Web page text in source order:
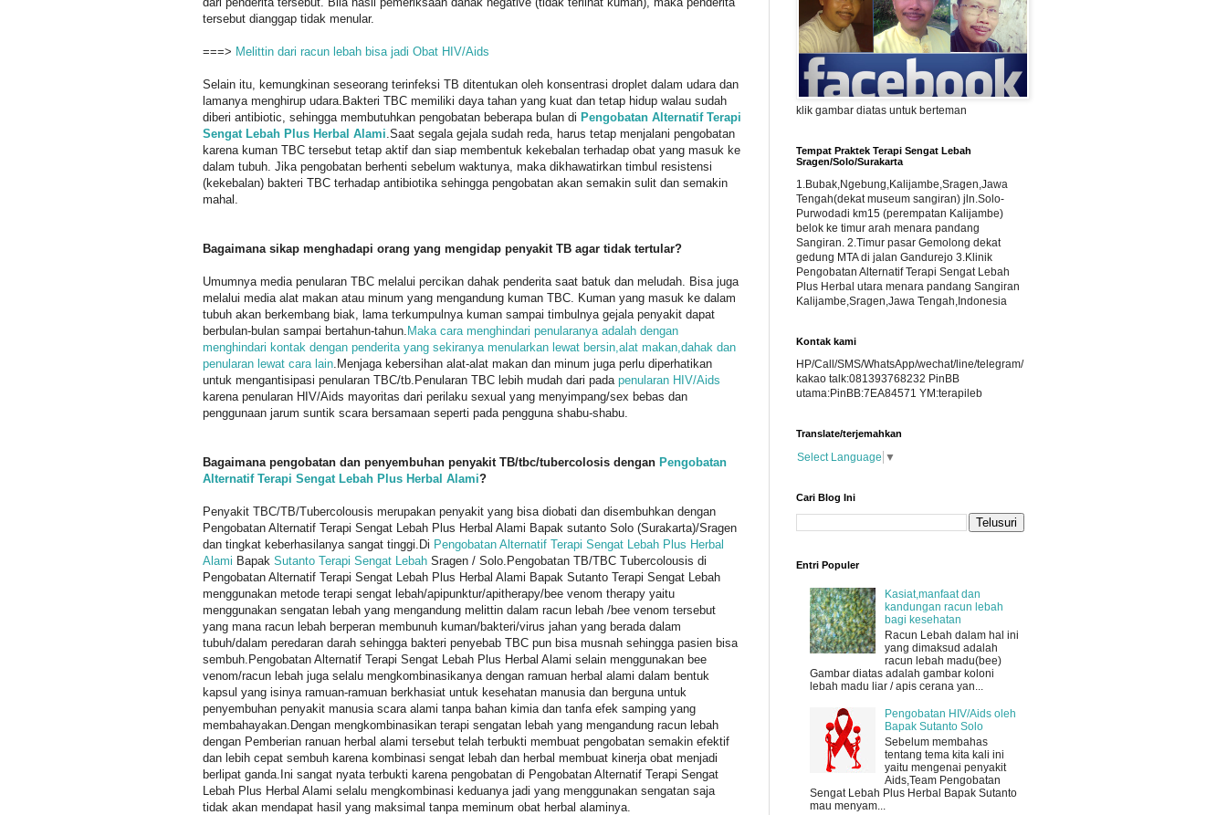
tersebut dianggap tidak menular.
===> Melittin dari racun lebah bisa jadi Obat HIV/Aids
Selain itu, kemungkinan seseorang terinfeksi TB ditentukan oleh konsentrasi droplet dalam udara dan
lamanya menghirup udara.Bakteri TBC memiliki daya tahan yang kuat dan tetap hidup walau sudah
diberi antibiotic, sehingga membutuhkan pengobatan beberapa bulan di Pengobatan Alternatif Terapi
Sengat Lebah Plus Herbal Alami .Saat segala gejala sudah reda, harus tetap menjalani pengobatan
karena kuman TBC tersebut tetap aktif dan siap membentuk kekebalan terhadap obat yang masuk ke
dalam tubuh. Jika pengobatan berhenti sebelum waktunya, maka dikhawatirkan timbul resistensi
(kekebalan) bakteri TBC terhadap antibiotika sehingga pengobatan akan semakin sulit dan semakin
mahal.
Bagaimana sikap menghadapi orang yang mengidap penyakit TB agar tidak tertular?
Umumnya media penularan TBC melalui percikan dahak penderita saat batuk dan meludah. Bisa juga
melalui media alat makan atau minum yang mengandung kuman TBC. Kuman yang masuk ke dalam
tubuh akan berkembang biak, lama terkumpulnya kuman sampai timbulnya gejala penyakit dapat
berbulan-bulan sampai bertahun-tahun. Maka cara menghindari penularanya adalah dengan
menghindari kontak dengan penderita yang sekiranya menularkan lewat bersin,alat makan,dahak dan
penularan lewat cara lain .Menjaga kebersihan alat-alat makan dan minum juga perlu diperhatikan
untuk mengantisipasi penularan TBC/tb.Penularan TBC lebih mudah dari pada penularan HIV/Aids
karena penularan HIV/Aids mayoritas dari perilaku sexual yang menyimpang/sex bebas dan
penggunaan jarum suntik scara bersamaan seperti pada pengguna shabu-shabu.
Bagaimana pengobatan dan penyembuhan penyakit TB/tbc/tubercolosis dengan Pengobatan
Alternatif Terapi Sengat Lebah Plus Herbal Alami?
Penyakit TBC/TB/Tubercolousis merupakan penyakit yang bisa diobati dan disembuhkan dengan
Pengobatan Alternatif Terapi Sengat Lebah Plus Herbal Alami Bapak sutanto Solo (Surakarta)/Sragen
dan tingkat keberhasilanya sangat tinggi.Di Pengobatan Alternatif Terapi Sengat Lebah Plus Herbal
Alami Bapak Sutanto Terapi Sengat Lebah Sragen / Solo.Pengobatan TB/TBC Tubercolousis di
Pengobatan Alternatif Terapi Sengat Lebah Plus Herbal Alami Bapak Sutanto Terapi Sengat Lebah
menggunakan metode terapi sengat lebah/apipunktur/apitherapy/bee venom therapy yaitu
menggunakan sengatan lebah yang mengandung melittin dalam racun lebah /bee venom tersebut
yang mana racun lebah berperan membunuh kuman/bakteri/virus jahan yang berada dalam
tubuh/dalam peredaran darah sehingga bakteri penyebab TBC pun bisa musnah sehingga pasien bisa
sembuh.Pengobatan Alternatif Terapi Sengat Lebah Plus Herbal Alami selain menggunakan bee
venom/racun lebah juga selalu mengkombinasikanya dengan ramuan herbal alami dalam bentuk
kapsul yang isinya ramuan-ramuan berkhasiat untuk kesehatan manusia dan berguna untuk
penyembuhan penyakit manusia scara alami tanpa bahan kimia dan tanfa efek samping yang
membahayakan.Dengan mengkombinasikan terapi sengatan lebah yang mengandung racun lebah
dengan Pemberian ranuan herbal alami tersebut telah terbukti membuat pengobatan semakin efektif
dan lebih cepat sembuh karena kombinasi sengat lebah dan herbal membuat kinerja obat menjadi
berlipat ganda.Ini sangat nyata terbukti karena pengobatan di Pengobatan Alternatif Terapi Sengat
Lebah Plus Herbal Alami selalu mengkombinasi keduanya jadi yang menggunakan sengatan saja
tidak akan mendapat hasil yang maksimal tanpa meminum obat herbal alaminya.
klik gambar diatas untuk berteman
Tempat Praktek Terapi Sengat Lebah
Sragen/Solo/Surakarta
1.Bubak,Ngebung,Kalijambe,Sragen,Jawa
Tengah(dekat museum sangiran) jln.Solo-
Purwodadi km15 (perempatan Kalijambe)
belok ke timur arah menara pandang
Sangiran. 2.Timur pasar Gemolong dekat
gedung MTA di jalan Gandurejo 3.Klinik
Pengobatan Alternatif Terapi Sengat Lebah
Plus Herbal utara menara pandang Sangiran
Kalijambe,Sragen,Jawa Tengah,Indonesia
Kontak kami
HP/Call/SMS/WhatsApp/wechat/line/telegram/
kakao talk:081393768232 PinBB
utama:PinBB:7EA84571 YM:terapileb
Translate/terjemahkan
Select Language ▼
Cari Blog Ini
Entri Populer
Kasiat,manfaat dan
kandungan racun lebah
bagi kesehatan
Racun Lebah dalam hal ini
yang dimaksud adalah
racun lebah madu(bee)
Gambar diatas adalah gambar koloni
lebah madu liar / apis cerana yan...
Pengobatan HIV/Aids oleh
Bapak Sutanto Solo
Sebelum membahas
tentang tema kita kali ini
yaitu mengenai penyakit
Aids,Team Pengobatan
Sengat Lebah Plus Herbal Bapak Sutanto
mau menyam...